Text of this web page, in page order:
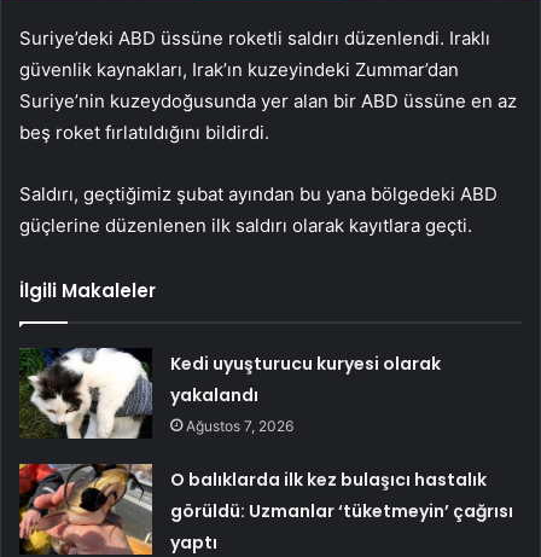
Suriye’deki ABD üssüne roketli saldırı düzenlendi. Iraklı
güvenlik kaynakları, Irak’ın kuzeyindeki Zummar’dan
Suriye’nin kuzeydoğusunda yer alan bir ABD üssüne en az
beş roket fırlatıldığını bildirdi.
Saldırı, geçtiğimiz şubat ayından bu yana bölgedeki ABD
güçlerine düzenlenen ilk saldırı olarak kayıtlara geçti.
İlgili Makaleler
Kedi uyuşturucu kuryesi olarak
yakalandı
Ağustos 7, 2026
O balıklarda ilk kez bulaşıcı hastalık
görüldü: Uzmanlar ‘tüketmeyin’ çağrısı
yaptı